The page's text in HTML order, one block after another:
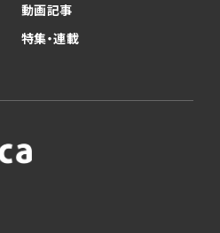
動画記事
特集・連載